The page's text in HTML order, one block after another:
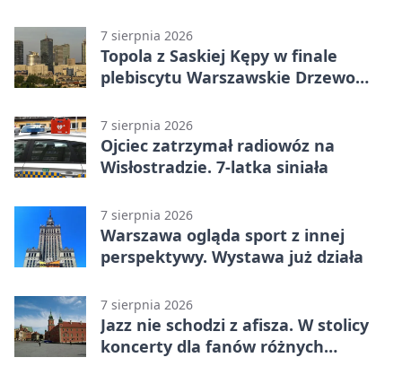
7 sierpnia 2026
Topola z Saskiej Kępy w finale
plebiscytu Warszawskie Drzewo
7 sierpnia 2026
Ojciec zatrzymał radiowóz na
Wisłostradzie. 7-latka siniała
7 sierpnia 2026
Warszawa ogląda sport z innej
perspektywy. Wystawa już działa
7 sierpnia 2026
Jazz nie schodzi z afisza. W stolicy
koncerty dla fanów różnych